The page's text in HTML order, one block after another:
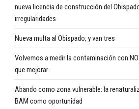
nueva licencia de construcción del
irregularidades
Nueva multa al Obispado, y van tres
Volvemos a medir la contaminación con
que mejorar
Abando como zona vulnerable: la
BAM como oportunidad